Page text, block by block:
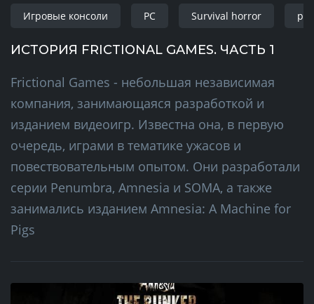
Игровые консоли PC Survival horror
ИСТОРИЯ FRICTIONAL GAMES. ЧАСТЬ 1
Frictional Games - небольшая независимая
компания, занимающаяся разработкой и
изданием видеоигр. Известна она, в первую
очередь, играми в тематике ужасов и
повествовательным опытом. Они разработали
серии Penumbra, Amnesia и SOMA, а также
занимались изданием Amnesia: A Machine for
Pigs